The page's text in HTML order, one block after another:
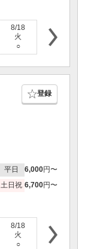
8/18
火
○
8/19
水
登録
平日 6,000円〜
土日祝 6,700円〜
8/18
火
○
8/19
水